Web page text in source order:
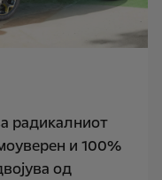
радикалниот
и 100%
од